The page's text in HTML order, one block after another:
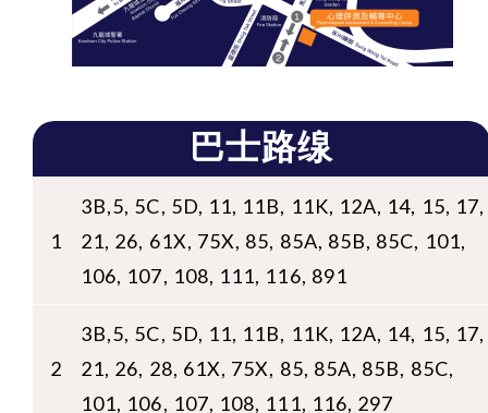
巴士路缐
1
3B,5, 5C, 5D, 11, 11B, 11K, 12A, 14, 15, 17,
21, 26, 61X, 75X, 85, 85A, 85B, 85C, 101,
106, 107, 108, 111, 116, 891
2
3B,5, 5C, 5D, 11, 11B, 11K, 12A, 14, 15, 17,
21, 26, 28, 61X, 75X, 85, 85A, 85B, 85C,
101, 106, 107, 108, 111, 116, 297